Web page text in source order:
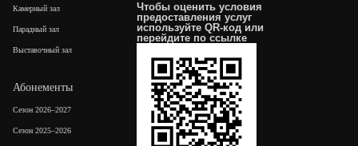
Камерный зал
Парадный зал
Выставочный зал
Абонементы
Сезон 2026–2027
Сезон 2025–2026
Чтобы оценить условия
предоставления услуг
используйте QR-код или
перейдите по ссылке